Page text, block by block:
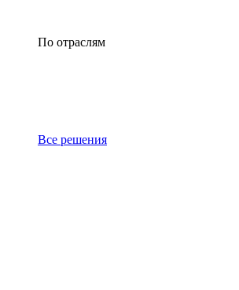
По отраслям
Все решения